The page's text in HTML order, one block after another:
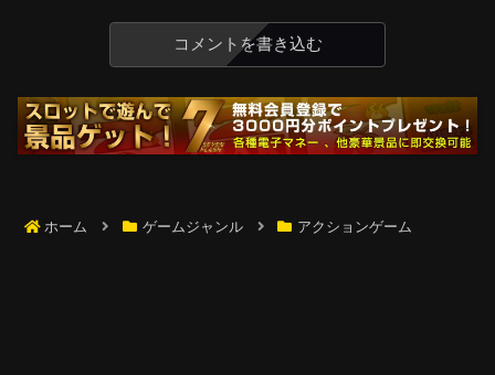
コメントを書き込む
ホーム ゲームジャンル アクションゲーム